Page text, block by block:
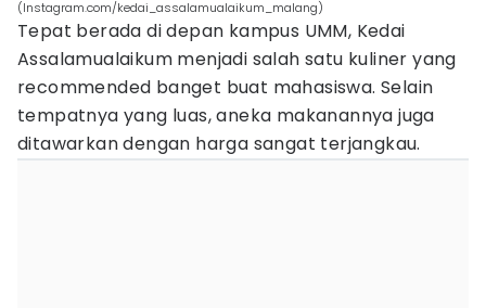
(Instagram.com/kedai_assalamualaikum_malang)
Tepat berada di depan kampus UMM, Kedai
Assalamualaikum menjadi salah satu kuliner yang
recommended banget buat mahasiswa. Selain
tempatnya yang luas, aneka makanannya juga
ditawarkan dengan harga sangat terjangkau.